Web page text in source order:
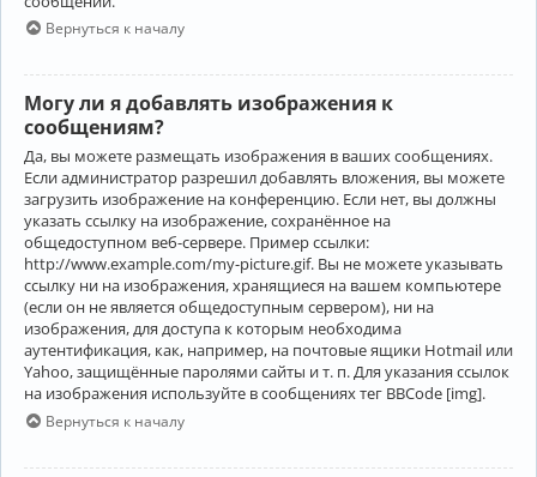
Вернуться к началу
Могу ли я добавлять изображения к
сообщениям?
Да, вы можете размещать изображения в ваших сообщениях.
Если администратор разрешил добавлять вложения, вы можете
загрузить изображение на конференцию. Если нет, вы должны
указать ссылку на изображение, сохранённое на
общедоступном веб-сервере. Пример ссылки:
http://www.example.com/my-picture.gif. Вы не можете указывать
ссылку ни на изображения, хранящиеся на вашем компьютере
(если он не является общедоступным сервером), ни на
изображения, для доступа к которым необходима
аутентификация, как, например, на почтовые ящики Hotmail или
Yahoo, защищённые паролями сайты и т. п. Для указания ссылок
на изображения используйте в сообщениях тег BBCode [img].
Вернуться к началу